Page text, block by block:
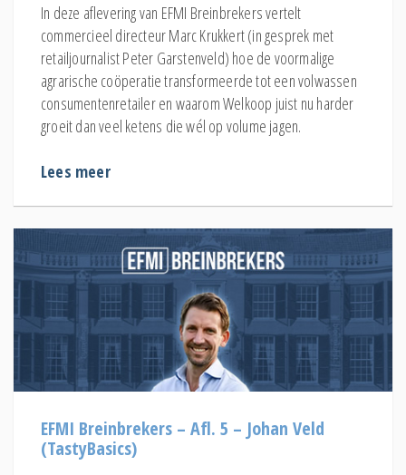
In deze aflevering van EFMI Breinbrekers vertelt
commercieel directeur Marc Krukkert (in gesprek met
retailjournalist Peter Garstenveld) hoe de voormalige
agrarische coöperatie transformeerde tot een volwassen
consumentenretailer en waarom Welkoop juist nu harder
groeit dan veel ketens die wél op volume jagen.
Lees meer
EFMI Breinbrekers – Afl. 5 – Johan Veld
(TastyBasics)